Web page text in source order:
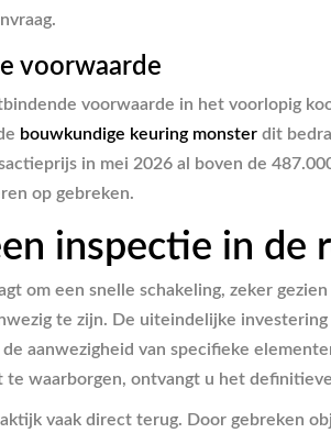
voorwaarde
voorwaarde in het voorlopig
bouwkundige keuring monster dit
in mei 2026 al boven de
op gebreken.
inspectie in de
om een snelle schakeling, zeker
te zijn. De uiteindelijke
aanwezigheid van specifieke
waarborgen, ontvangt u het
vaak direct terug. Door gebreken